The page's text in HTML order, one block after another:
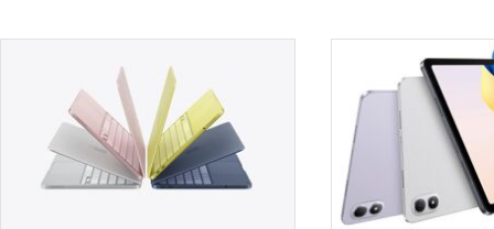
MacBook đáng cân nhắc dành cho